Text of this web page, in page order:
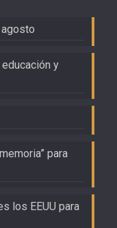
y
para
los EEUU para